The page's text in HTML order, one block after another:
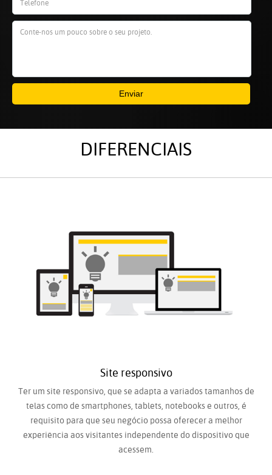
Enviar
DIFERENCIAIS
Site responsivo
Ter um site responsivo, que se adapta a variados tamanhos de
telas como de smartphones, tablets, notebooks e outros, é
requisito para que seu negócio possa oferecer a melhor
experiência aos visitantes independente do dispositivo que
acessem.